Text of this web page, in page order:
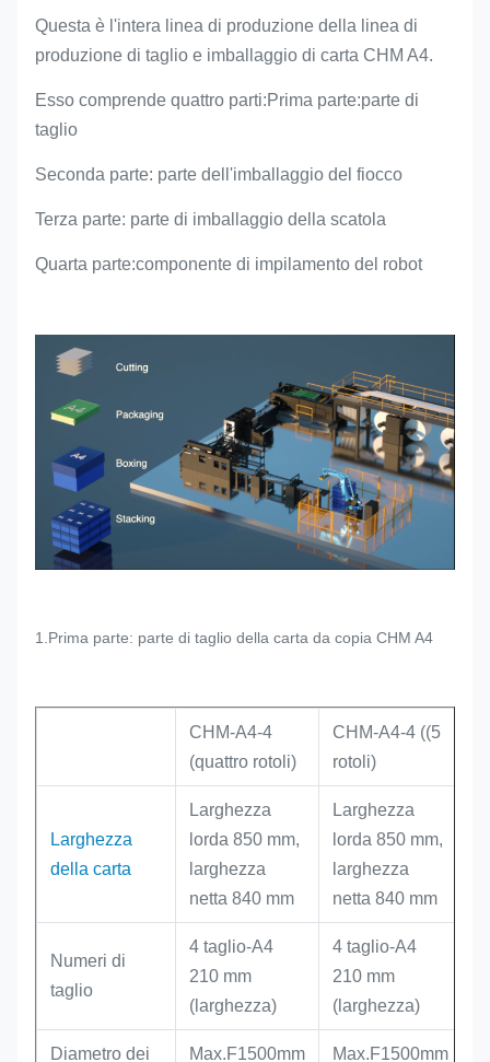
Questa è l'intera linea di produzione della linea di
produzione di taglio e imballaggio di carta CHM A4.
Esso comprende quattro parti:Prima parte:parte di
taglio
Seconda parte: parte dell'imballaggio del fiocco
Terza parte: parte di imballaggio della scatola
Quarta parte:componente di impilamento del robot
1.Prima parte: parte di taglio della carta da copia CHM A4
CHM-A4-4
(quattro rotoli)
CHM-A4-4 ((5
rotoli)
Larghezza
della carta
Larghezza
lorda 850 mm,
larghezza
netta 840 mm
Larghezza
lorda 850 mm,
larghezza
netta 840 mm
Numeri di
taglio
4 taglio-A4
210 mm
(larghezza)
4 taglio-A4
210 mm
(larghezza)
Diametro dei Max.F1500mm Max.F1500mm